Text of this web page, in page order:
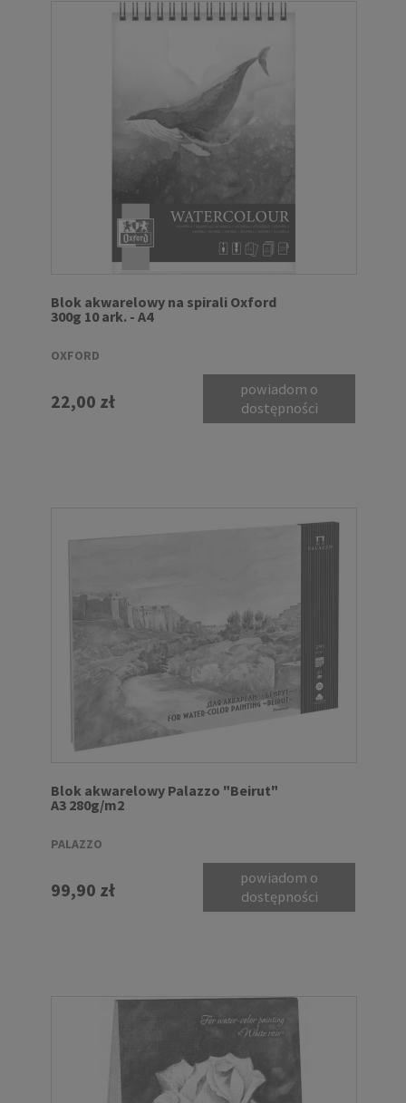
Blok akwarelowy na spirali Oxford
300g 10 ark. - A4
OXFORD
22,00 zł
powiadom o
dostępności
Blok akwarelowy Palazzo "Beirut"
A3 280g/m2
PALAZZO
99,90 zł
powiadom o
dostępności